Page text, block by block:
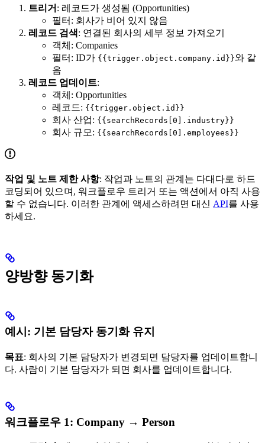
트리거 : 레코드가 생성됨 (Opportunities)
필터: 회사가 비어 있지 않음
레코드 검색: 연결된 회사의 세부 정보 가져오기
객체: Companies
필터: ID가 {{trigger.object.company.id}}와 같
음
레코드 업데이트:
객체: Opportunities
레코드: {{trigger.object.id}}
회사 산업: {{searchRecords[0].industry}}
회사 규모: {{searchRecords[0].employees}}
작업 및 노트 제한 사항: 작업과 노트의 관계는 다대다로 하드
코딩되어 있으며, 워크플로우 트리거 또는 액션에서 아직 사용
할 수 없습니다. 이러한 관계에 액세스하려면 대신 API를 사용
하세요.
양방향 동기화
예시: 기본 담당자 동기화 유지
목표: 회사의 기본 담당자가 변경되면 담당자를 업데이트합니
다. 사람이 기본 담당자가 되면 회사를 업데이트합니다.
워크플로우 1: Company → Person